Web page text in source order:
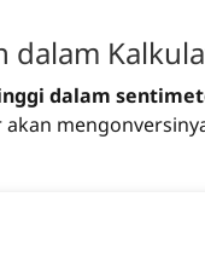
dalam
dalam